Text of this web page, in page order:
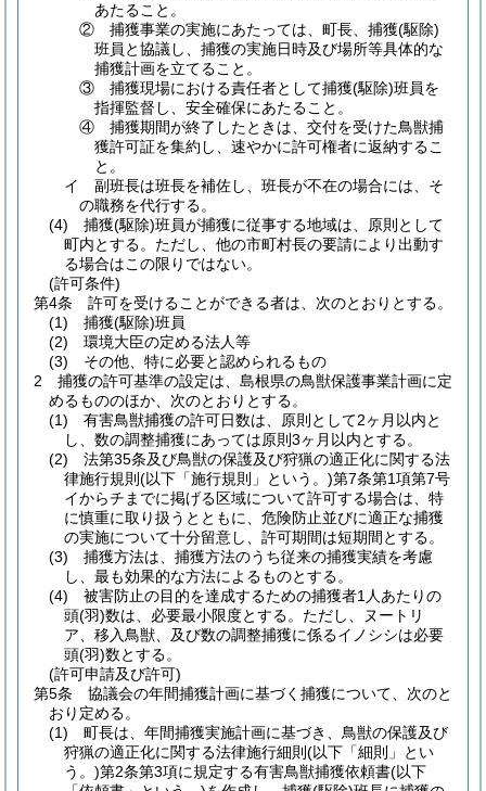
あたること。
②
捕獲事業の実施にあたっては、町長、捕獲(駆除)
班員と協議し、捕獲の実施日時及び場所等具体的な
捕獲計画を立てること。
③
捕獲現場における責任者として捕獲(駆除)班員を
指揮監督し、安全確保にあたること。
④
捕獲期間が終了したときは、交付を受けた鳥獣捕
獲許可証を集約し、速やかに許可権者に返納するこ
と。
イ
副班長は班長を補佐し、班長が不在の場合には、そ
の職務を代行する。
(4)
捕獲(駆除)班員が捕獲に従事する地域は、原則として
町内とする。 ただし、他の市町村長の要請により出動す
る場合はこの限りではない。
(許可条件)
第4条
許可を受けることができる者は、次のとおりとする。
(1)
捕獲(駆除)班員
(2)
環境大臣の定める法人等
(3)
その他、特に必要と認められるもの
2
捕獲の許可基準の設定は、島根県の鳥獣保護事業計画に定
めるもののほか、次のとおりとする。
(1)
有害鳥獣捕獲の許可日数は、原則として2ヶ月以内と
し、数の調整捕獲にあっては原則3ヶ月以内とする。
(2)
法第35条及び鳥獣の保護及び狩猟の適正化に関する法
律施行規則 (以下「施行規則」という。)第7条第1項第7号
イからチまでに掲げる区域について許可する場合は、特
に慎重に取り扱うとともに、危険防止並びに適正な捕獲
の実施について十分留意し、許可期間は短期間とする。
(3)
捕獲方法は、捕獲方法のうち従来の捕獲実績を考慮
し、最も効果的な方法によるものとする。
(4)
被害防止の目的を達成するための捕獲者1人あたりの
頭(羽)数は、必要最小限度とする。 ただし、ヌートリ
ア、移入鳥獣、及び数の調整捕獲に係るイノシシは必要
頭(羽)数とする。
(許可申請及び許可)
第5条
協議会の年間捕獲計画に基づく捕獲について、次のと
おり定める。
(1)
町長は、年間捕獲実施計画に基づき、鳥獣の保護及び
狩猟の適正化に関する法律施行細則 (以下「細則」とい
う。)第2条第3項に規定する有害鳥獣捕獲依頼書(以下